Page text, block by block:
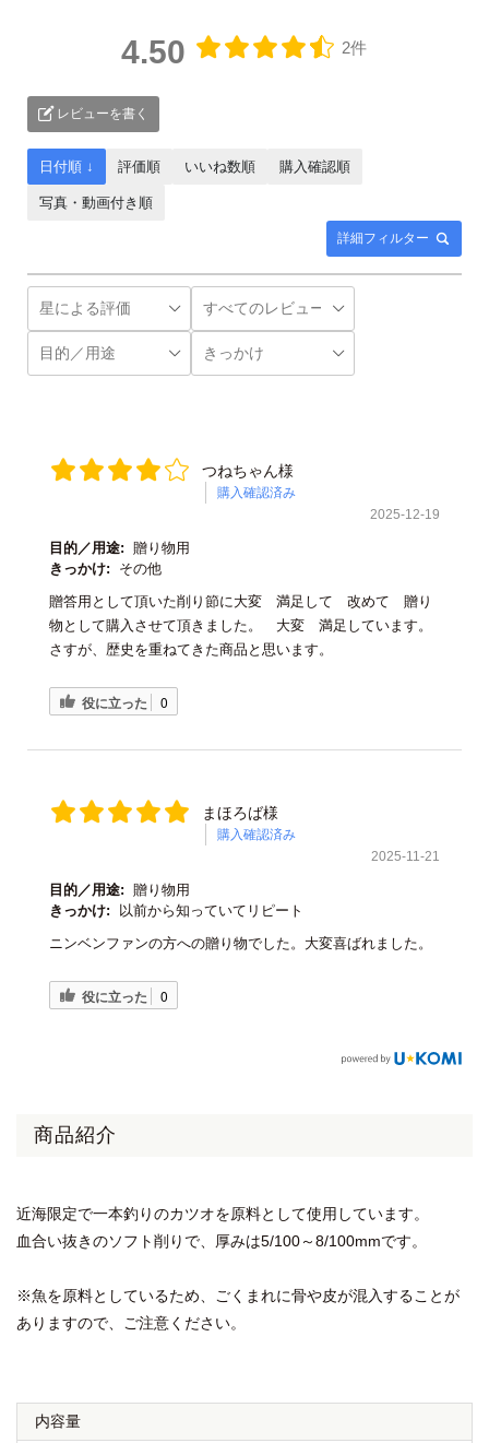
4.50 2件
レビューを書く
詳細フィルター
日付順 ↓ 評価順 いいね数順 購入確認順
写真・動画付き順
つねちゃん様
購入確認済み
2025-12-19
目的／用途: 贈り物用
きっかけ:
その他
贈答用として頂いた削り節に大変 満足して 改めて 贈り
物として購入させて頂きました。 大変 満足しています。
さすが、歴史を重ねてきた商品と思います。
役に立った 0
まほろば様
購入確認済み
2025-11-21
目的／用途: 贈り物用
きっかけ:
以前から知っていてリピート
ニンベンファンの方への贈り物でした。大変喜ばれました。
役に立った 0
商品紹介
近海限定で一本釣りのカツオを原料として使用しています。
血合い抜きのソフト削りで、厚みは5/100～8/100mmです。
※魚を原料としているため、ごくまれに骨や皮が混入することが
ありますので、ご注意ください。
内容量